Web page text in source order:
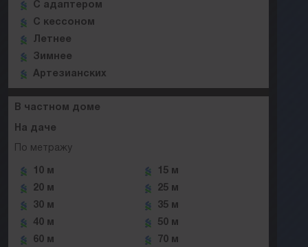
C адаптером
C кессоном
Летнее
Зимнее
Артезианских
В частном доме
На даче
По метражу
10 м
15 м
20 м
25 м
30 м
35 м
40 м
50 м
60 м
70 м